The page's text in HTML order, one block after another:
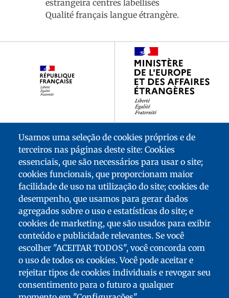
estrangeira centres labellisés
Qualité français langue étrangère.
MENU
MAPA DO SITE
Usamos uma seleção de cookies próprios e de
terceiros nas páginas deste site: Cookies
essenciais, que são necessários para usar o site;
cookies funcionais, que proporcionam maior
facilidade de uso na utilização do site; cookies de
desempenho, que usamos para gerar dados
agregados sobre o uso e estatísticas do site; e
cookies de marketing, que são usados para exibir
conteúdo e publicidade relevantes. Se você
escolher "ACEITAR TODOS", você concorda com
o uso de todos os cookies. Você pode aceitar e
rejeitar tipos de cookies individuais e revogar seu
consentimento para o futuro a qualquer